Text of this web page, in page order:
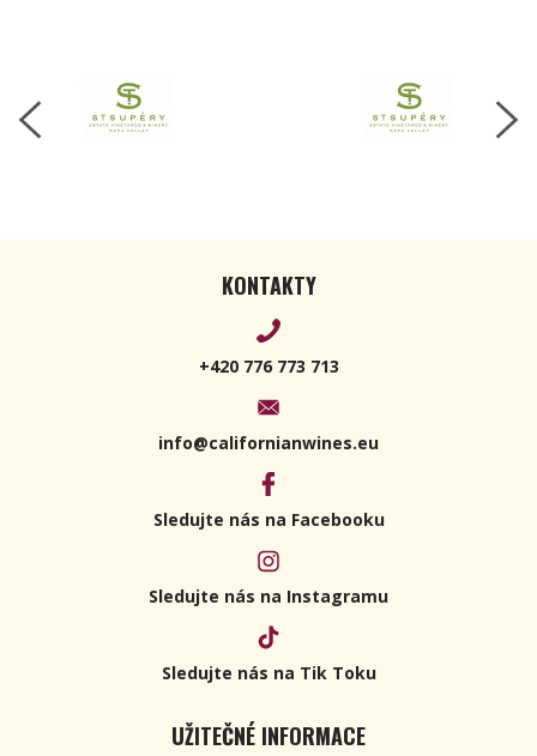
KONTAKTY
+420 776 773 713
info@californianwines.eu
Sledujte nás na Facebooku
Sledujte nás na Instagramu
Sledujte nás na Tik Toku
UŽITEČNÉ INFORMACE